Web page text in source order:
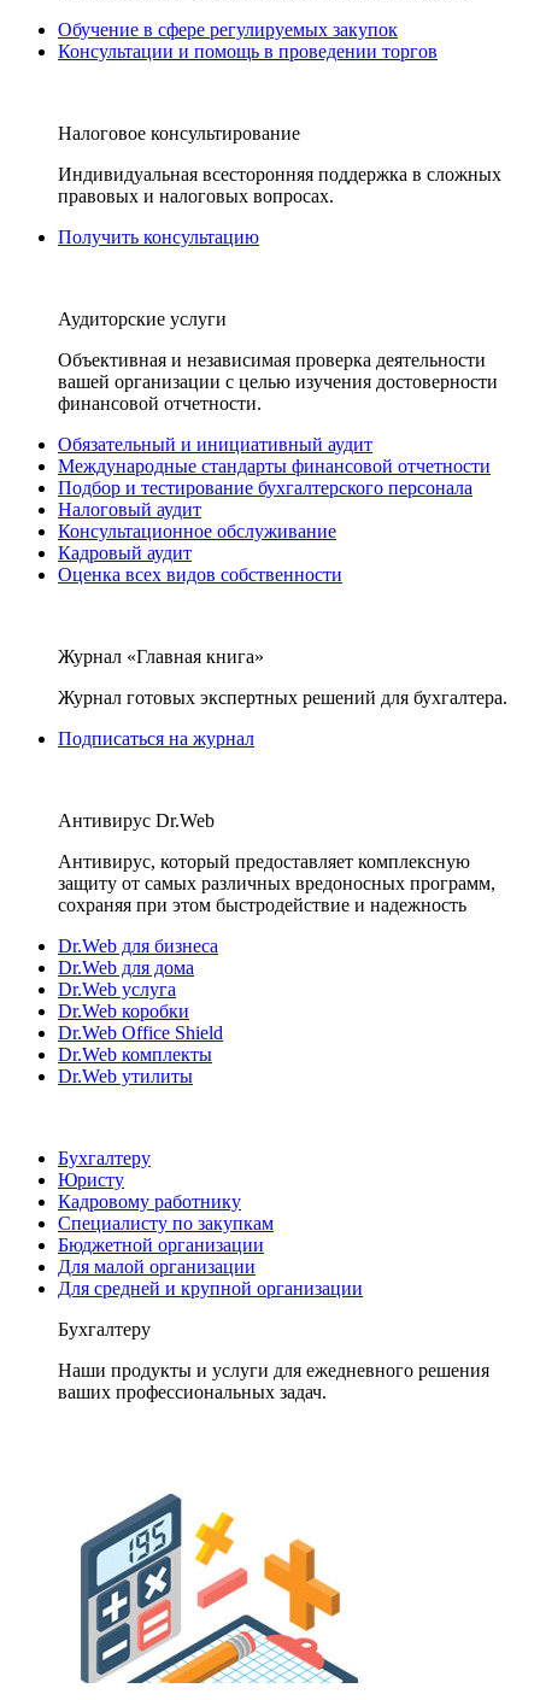
Обучение в сфере регулируемых закупок
Консультации и помощь в проведении торгов
Налоговое консультирование
Индивидуальная всесторонняя поддержка в сложных
правовых и налоговых вопросах.
Получить консультацию
Аудиторские услуги
Объективная и независимая проверка деятельности
вашей организации с целью изучения достоверности
финансовой отчетности.
Обязательный и инициативный аудит
Международные стандарты финансовой отчетности
Подбор и тестирование бухгалтерского персонала
Налоговый аудит
Консультационное обслуживание
Кадровый аудит
Оценка всех видов собственности
Журнал «Главная книга»
Журнал готовых экспертных решений для бухгалтера.
Подписаться на журнал
Антивирус Dr.Web
Антивирус, который предоставляет комплексную
защиту от самых различных вредоносных программ,
сохраняя при этом быстродействие и надежность
Dr.Web для бизнеса
Dr.Web для дома
Dr.Web услуга
Dr.Web коробки
Dr.Web Office Shield
Dr.Web комплекты
Dr.Web утилиты
Бухгалтеру
Юристу
Кадровому работнику
Специалисту по закупкам
Бюджетной организации
Для малой организации
Для средней и крупной организации
Бухгалтеру
Наши продукты и услуги для ежедневного решения
ваших профессиональных задач.